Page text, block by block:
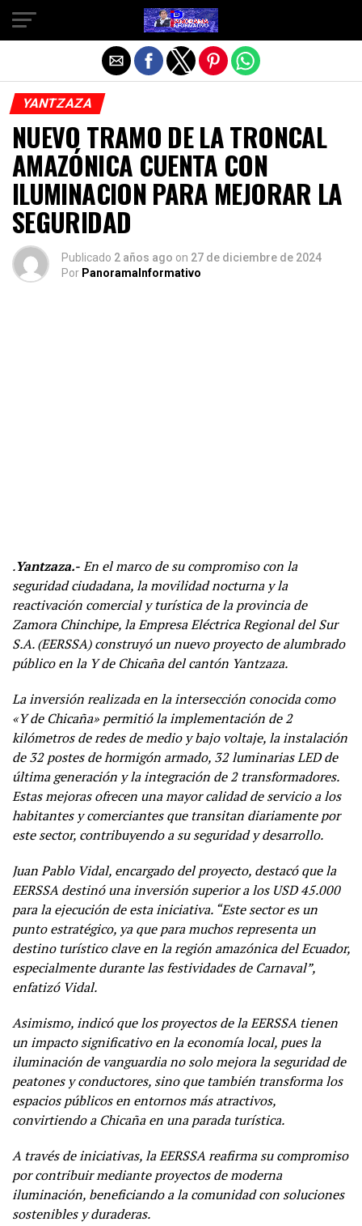
YANTZAZA
NUEVO TRAMO DE LA TRONCAL
AMAZÓNICA CUENTA CON
ILUMINACION PARA MEJORAR LA
SEGURIDAD
Publicado 2 años ago on 27 de diciembre de 2024
Por PanoramaInformativo
.Yantzaza.-En el marco de su compromiso con la
seguridad ciudadana, la movilidad nocturna y la
reactivación comercial y turística de la provincia de
Zamora Chinchipe, la Empresa Eléctrica Regional del Sur
S.A. (EERSSA) construyó un nuevo proyecto de alumbrado
público en la Y de Chicaña del cantón Yantzaza.
La inversión realizada en la intersección conocida como
«Y de Chicaña» permitió la implementación de 2
kilómetros de redes de medio y bajo voltaje, la instalación
de 32 postes de hormigón armado, 32 luminarias LED de
última generación y la integración de 2 transformadores.
Estas mejoras ofrecen una mayor calidad de servicio a los
habitantes y comerciantes que transitan diariamente por
este sector, contribuyendo a su seguridad y desarrollo.
Juan Pablo Vidal, encargado del proyecto, destacó que la
EERSSA destinó una inversión superior a los USD 45.000
para la ejecución de esta iniciativa. “Este sector es un
punto estratégico, ya que para muchos representa un
destino turístico clave en la región amazónica del Ecuador,
especialmente durante las festividades de Carnaval”,
enfatizó Vidal.
Asimismo, indicó que los proyectos de la EERSSA tienen
un impacto significativo en la economía local, pues la
iluminación de vanguardia no solo mejora la seguridad de
peatones y conductores, sino que también transforma los
espacios públicos en entornos más atractivos,
convirtiendo a Chicaña en una parada turística.
A través de iniciativas, la EERSSA reafirma su compromiso
por contribuir mediante proyectos de moderna
iluminación, beneficiando a la comunidad con soluciones
sostenibles y duraderas.
Salir de la versión móvil